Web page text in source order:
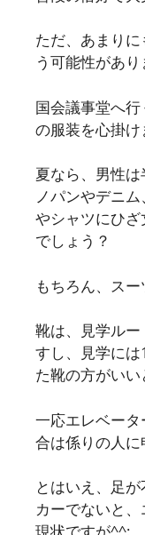
ただ、あまり
う可能性があり
国会議事堂へ
の服装を心掛け
夏なら、男性
ノパンやデニ
やシャツにひ
でしょう？
もちろん、スー
靴は、見学ル
すし、見学に
た靴の方がいい
一応エレベー
合は係りの人に
とはいえ、足
カーでないと